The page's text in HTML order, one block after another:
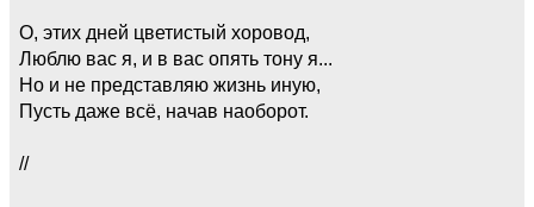
О, этих дней цветистый хоровод,
Люблю вас я, и в вас опять тону я...
Но и не представляю жизнь иную,
Пусть даже всё, начав наоборот.
//